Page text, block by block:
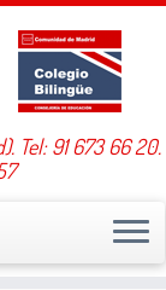
Tel: 91 673 66 20.